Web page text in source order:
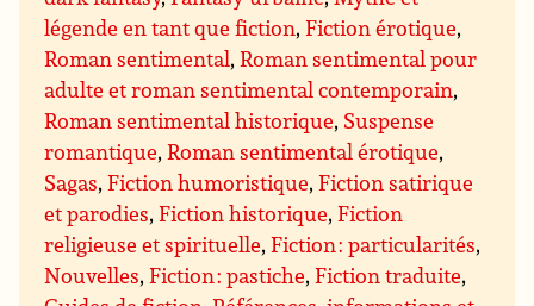
légende en tant que fiction,Fiction érotique,
Roman sentimental,Roman sentimental pour
adulte et roman sentimental contemporain,
Roman sentimental historique, Suspense
romantique,Roman sentimental érotique,
Sagas,Fiction humoristique,Fiction satirique
et parodies,Fiction historique,Fiction
religieuse et spirituelle,Fiction : particularités,
Nouvelles,Fiction : pastiche,Fiction traduite,